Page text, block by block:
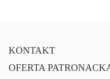
KONTAKT
OFERTA